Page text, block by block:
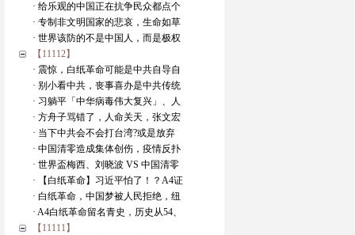
· 给乐观的中国正在抗争民众都点个
· 专制非文明国家的悲哀，生命如草
· 世界该防的不是中国人，而是极权
【11112】
· 震惊，白纸革命可能是中共自导自
· 别小看中共，丧事喜办是中共传统
· 习躺平「中华病毒伟大复兴」、人
· 方舟子骂错了，人命关天，张文宏
· 当下中共会不会打台湾?或是放弃
· 中国清零造成集体创伤，疫情反扑
· 世界盃梅西、刘晓波 VS 中国清零
· 【白纸革命】习近平怕了！？A4证
· 白纸革命，中国梦被人民拒绝，纽
· A4白纸革命留名青史，历史从54、
【11111】